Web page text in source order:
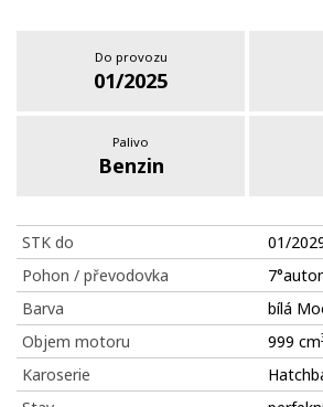
Do provozu
01/2025
Palivo
Benzin
STK do
01/
Pohon / převodovka
Barva
bílá
Objem motoru
999 cm
Karoserie